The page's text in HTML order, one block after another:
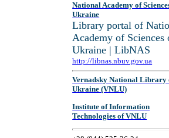
National Academy of
Ukraine
Library portal of
Academy of Sciences
Ukraine | LibNAS
http://libnas.nbuv.gov.ua
Vernadsky National Library
Ukraine (VNLU)
Institute of Information
Technologies of VNLU